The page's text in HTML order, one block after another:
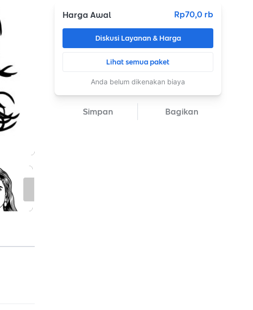
Harga Awal Rp70,0 rb
Diskusi Layanan & Harga
Lihat semua paket
Anda belum dikenakan biaya
Simpan Bagikan